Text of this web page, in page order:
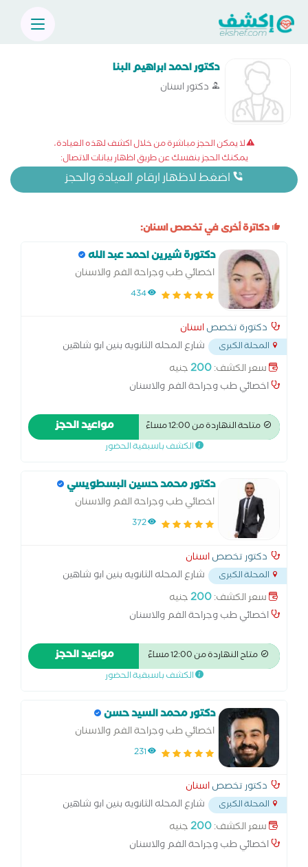
دكتور احمد ابراهيم البنا
دكتور اسنان
لا يمكن الحجز مباشرة من خلال اكشف لهذه العيادة،
يمكنك الحجز بنفسك عن طريق اظهار بيانات الاتصال:
اضغط لاظهار ارقام العيادة والحجز
دكاترة أخرى في تخصص اسنان:
دكتورة شيرين احمد عبد الله
اخصائي طب وجراحة الفم والاسنان
434
دكتورة تخصصاسنان
المحلة الكبرى
شارع المحله الثانويه بنين ابو شاهين
المحله الكبري...
سعر الكشف:200جنيه
اخصائي طب وجراحة الفم والاسنان
متاحة النهاردة من 12:00 مساءً مواعيد الحجز
الكشف باسبقية الحضور
دكتور محمد حسين البسطويسي
اخصائي طب وجراحة الفم والاسنان
372
دكتور تخصصاسنان
المحلة الكبرى
شارع المحله الثانويه بنين ابو شاهين
المحله الكبري...
سعر الكشف:200جنيه
اخصائي طب وجراحة الفم والاسنان
متاح النهاردة من 12:00 مساءً مواعيد الحجز
الكشف باسبقية الحضور
دكتور محمد السيد حسن
اخصائي طب وجراحة الفم والاسنان
231
دكتور تخصصاسنان
المحلة الكبرى
شارع المحله الثانويه بنين ابو شاهين
المحله الكبري...
سعر الكشف:200جنيه
اخصائي طب وجراحة الفم والاسنان